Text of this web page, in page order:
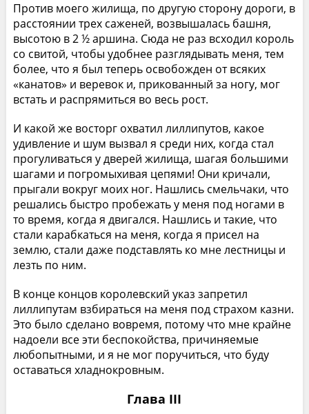
Против моего жилища, по другую сторону дороги, в
расстоянии трех саженей, возвышалась башня,
высотою в 2 ½ аршина. Сюда не раз всходил король
со свитой, чтобы удобнее разглядывать меня, тем
более, что я был теперь освобожден от всяких
«канатов» и веревок и, прикованный за ногу, мог
встать и распрямиться во весь рост.
И какой же восторг охватил лиллипутов, какое
удивление и шум вызвал я среди них, когда стал
прогуливаться у дверей жилища, шагая большими
шагами и погромыхивая цепями! Они кричали,
прыгали вокруг моих ног. Нашлись смельчаки, что
решались быстро пробежать у меня под ногами в
то время, когда я двигался. Нашлись и такие, что
стали карабкаться на меня, когда я присел на
землю, стали даже подставлять ко мне лестницы и
лезть по ним.
В конце концов королевский указ запретил
лиллипутам взбираться на меня под страхом казни.
Это было сделано вовремя, потому что мне крайне
надоели все эти беспокойства, причиняемые
любопытными, и я не мог поручиться, что буду
оставаться хладнокровным.
Глава III